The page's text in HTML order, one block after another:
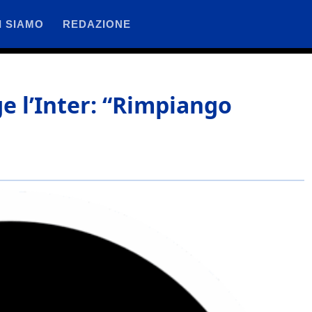
SIAMO REDAZIONE
l’Inter: “Rimpiango